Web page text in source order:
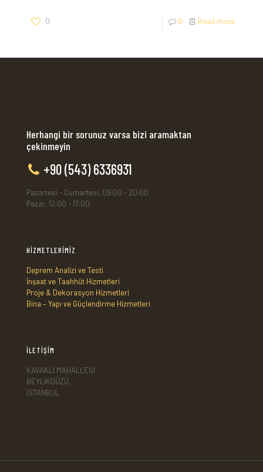
0 0 Read more
Herhangi bir sorunuz varsa bizi aramaktan
çekinmeyin
+90 (543) 6336931
Pazartesi - Cumartesi, 09:00 - 20:00
Pazar, 12:00 - 17:00
HİZMETLERİMİZ
Deprem Analizi ve Testi
İnşaat ve Taahhüt Hizmetleri
Proje & Dekorasyon Hizmetleri
Bina – Yapı ve Güçlendirme Hizmetleri
İLETİŞİM
KAVAKLI MAHALLESİ
BEYLİKDÜZÜ,
İSTANBUL